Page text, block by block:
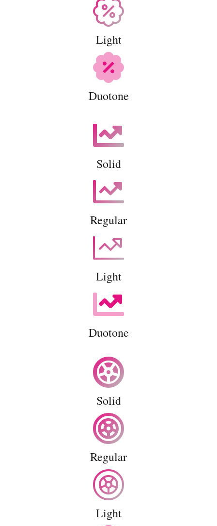
Light
Duotone
Solid
Regular
Light
Duotone
Solid
Regular
Light